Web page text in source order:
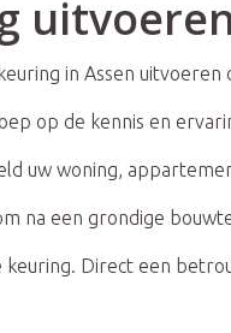
in Assen uitvoeren
op de kennis en
uw woning,
na een grondige
Direct een